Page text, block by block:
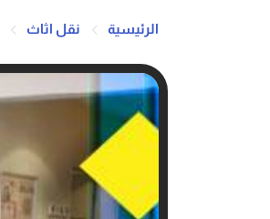
الرئيسية نقل اثاث